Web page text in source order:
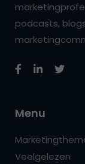
podcasts,
Menu
Veelgelezen